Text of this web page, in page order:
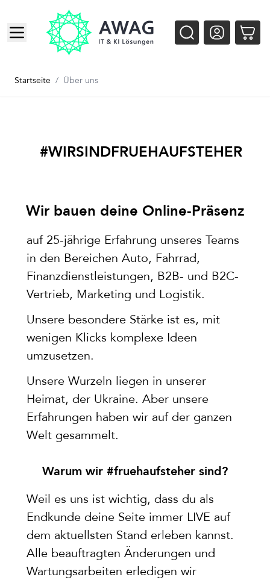
Zum Inhalt springen
Startseite / Über uns
#WIRSINDFRUEHAUFSTEHER
Wir bauen deine Online-Präsenz
auf 25-jährige Erfahrung unseres Teams
in den Bereichen Auto, Fahrrad,
Finanzdienstleistungen, B2B- und B2C-
Vertrieb, Marketing und Logistik.
Unsere besondere Stärke ist es, mit
wenigen Klicks komplexe Ideen
umzusetzen.
Unsere Wurzeln liegen in unserer
Heimat, der Ukraine. Aber unsere
Erfahrungen haben wir auf der ganzen
Welt gesammelt.
Warum wir #fruehaufsteher sind?
Weil es uns ist wichtig, dass du als
Endkunde deine Seite immer LIVE auf
dem aktuellsten Stand erleben kannst.
Alle beauftragten Änderungen und
Wartungsarbeiten erledigen wir